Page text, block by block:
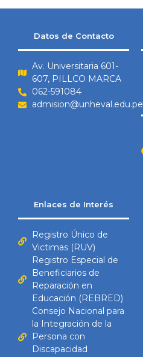
Datos de Contacto
Av. Universitaria 601-
607, PILLCO MARCA
062-591084
admision@unheval.edu.pe
Enlaces de Interés
Registro Único de
Victimas (RUV)
Registro Especial de
Beneficiarios de
Reparación en
Educación (REBRED)
Consejo Nacional para
la Integración de la
Persona con
Discapacidad